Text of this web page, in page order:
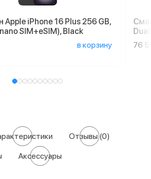
iPhone 16 Plus 256 GB,
SIM+eSIM), Black
в корзину
76
Отзывы(0)
Аксессуары